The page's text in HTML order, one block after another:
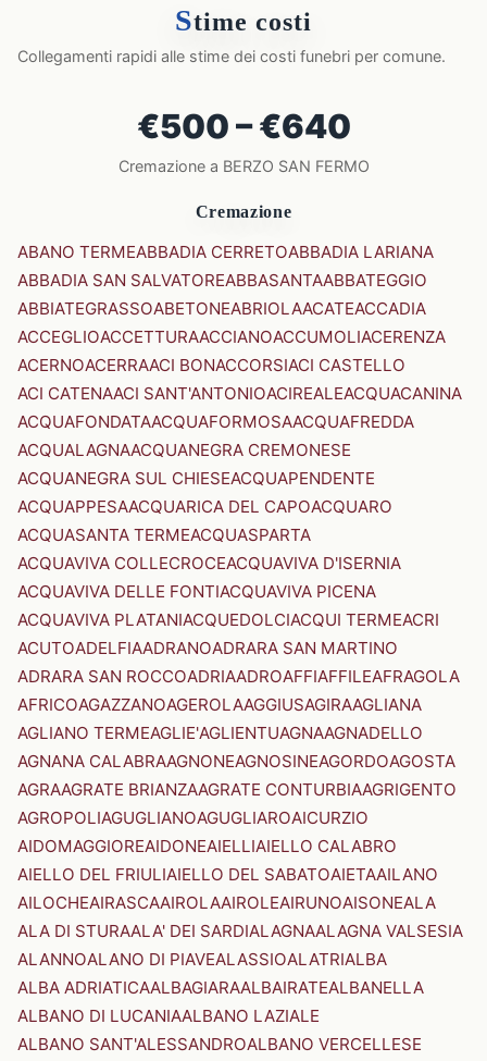
Stime costi
Collegamenti rapidi alle stime dei costi funebri per comune.
€500 – €640
Cremazione a BERZO SAN FERMO
Cremazione
ABANO TERMEABBADIA CERRETOABBADIA LARIANA
ABBADIA SAN SALVATOREABBASANTAABBATEGGIO
ABBIATEGRASSOABETONEABRIOLAACATEACCADIA
ACCEGLIOACCETTURAACCIANOACCUMOLIACERENZA
ACERNOACERRAACI BONACCORSIACI CASTELLO
ACI CATENAACI SANT'ANTONIOACIREALEACQUACANINA
ACQUAFONDATAACQUAFORMOSAACQUAFREDDA
ACQUALAGNAACQUANEGRA CREMONESE
ACQUANEGRA SUL CHIESEACQUAPENDENTE
ACQUAPPESAACQUARICA DEL CAPOACQUARO
ACQUASANTA TERMEACQUASPARTA
ACQUAVIVA COLLECROCEACQUAVIVA D'ISERNIA
ACQUAVIVA DELLE FONTIACQUAVIVA PICENA
ACQUAVIVA PLATANIACQUEDOLCIACQUI TERMEACRI
ACUTOADELFIAADRANOADRARA SAN MARTINO
ADRARA SAN ROCCOADRIAADROAFFIAFFILEAFRAGOLA
AFRICOAGAZZANOAGEROLAAGGIUSAGIRAAGLIANA
AGLIANO TERMEAGLIE'AGLIENTUAGNAAGNADELLO
AGNANA CALABRAAGNONEAGNOSINEAGORDOAGOSTA
AGRAAGRATE BRIANZAAGRATE CONTURBIAAGRIGENTO
AGROPOLIAGUGLIANOAGUGLIAROAICURZIO
AIDOMAGGIOREAIDONEAIELLIAIELLO CALABRO
AIELLO DEL FRIULIAIELLO DEL SABATOAIETAAILANO
AILOCHEAIRASCAAIROLAAIROLEAIRUNOAISONEALA
ALA DI STURAALA' DEI SARDIALAGNAALAGNA VALSESIA
ALANNOALANO DI PIAVEALASSIOALATRIALBA
ALBA ADRIATICAALBAGIARAALBAIRATEALBANELLA
ALBANO DI LUCANIAALBANO LAZIALE
ALBANO SANT'ALESSANDROALBANO VERCELLESE